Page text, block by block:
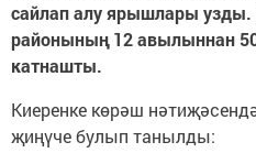
сайлап алу ярышлары
районының 12 авылыннан
катнашты.
Киеренке көрәш
җиңүче булып танылды: